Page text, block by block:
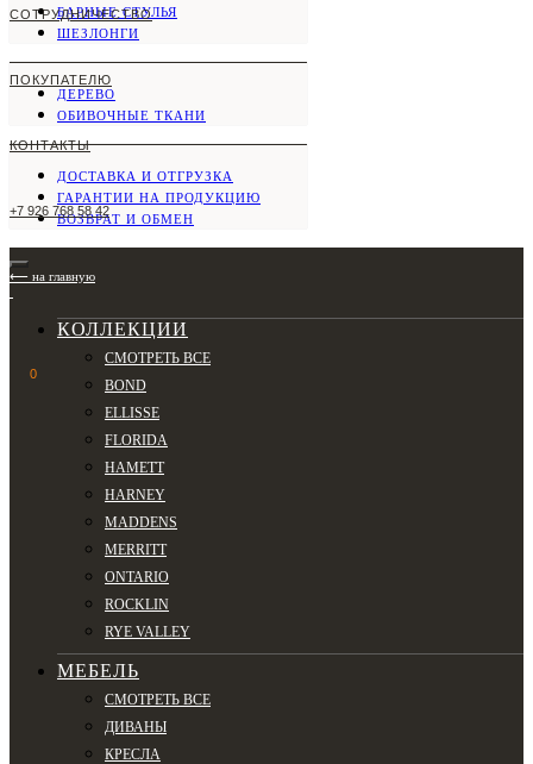
СОТРУДНИЧЕСТВО
ПОКУПАТЕЛЮ
КОНТАКТЫ
+7 926 768 58 42
0
БАРНЫЕ СТУЛЬЯ
ШЕЗЛОНГИ
ДЕРЕВО
ОБИВОЧНЫЕ ТКАНИ
ДОСТАВКА И ОТГРУЗКА
ГАРАНТИИ НА ПРОДУКЦИЮ
ВОЗВРАТ И ОБМЕН
⟵ на главную
КОЛЛЕКЦИИ
СМОТРЕТЬ ВСЕ
BOND
ELLISSE
FLORIDA
HAMETT
HARNEY
MADDENS
MERRITT
ONTARIO
ROCKLIN
RYE VALLEY
МЕБЕЛЬ
СМОТРЕТЬ ВСЕ
ДИВАНЫ
КРЕСЛА